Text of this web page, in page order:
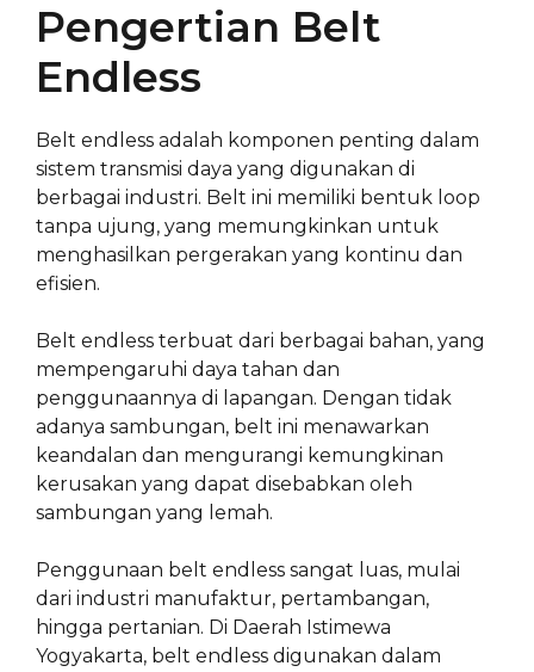
Pengertian Belt
Endless
Belt endless adalah komponen penting dalam
sistem transmisi daya yang digunakan di
berbagai industri. Belt ini memiliki bentuk loop
tanpa ujung, yang memungkinkan untuk
menghasilkan pergerakan yang kontinu dan
efisien.
Belt endless terbuat dari berbagai bahan, yang
mempengaruhi daya tahan dan
penggunaannya di lapangan. Dengan tidak
adanya sambungan, belt ini menawarkan
keandalan dan mengurangi kemungkinan
kerusakan yang dapat disebabkan oleh
sambungan yang lemah.
Penggunaan belt endless sangat luas, mulai
dari industri manufaktur, pertambangan,
hingga pertanian. Di Daerah Istimewa
Yogyakarta, belt endless digunakan dalam